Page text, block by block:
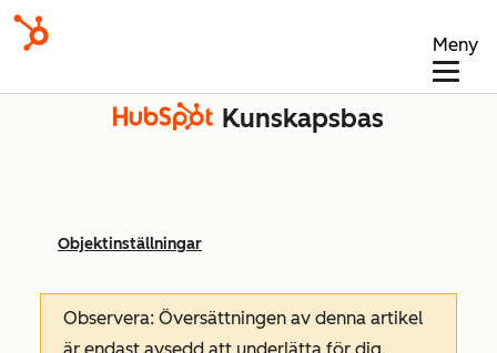
Meny
Kunskapsbas
Objektinställningar
Observera: Översättningen av denna artikel